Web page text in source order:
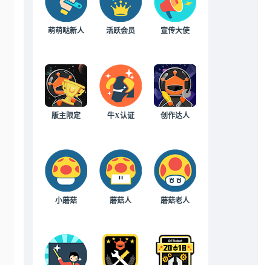
萌萌哒新人 活跃会员 宣传大使
版主限定 牛X认证 创作达人
小蘑菇 蘑菇人 蘑菇老人